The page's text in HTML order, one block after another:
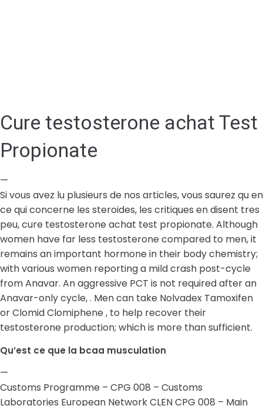
Cure testosterone achat Test
Propionate
—
Si vous avez lu plusieurs de nos articles, vous saurez qu en
ce qui concerne les steroides, les critiques en disent tres
peu, cure testosterone achat test propionate. Although
women have far less testosterone compared to men, it
remains an important hormone in their body chemistry;
with various women reporting a mild crash post-cycle
from Anavar. An aggressive PCT is not required after an
Anavar-only cycle, . Men can take Nolvadex Tamoxifen
or Clomid Clomiphene , to help recover their
testosterone production; which is more than sufficient.
Qu’est ce que la bcaa musculation
—
Customs Programme – CPG 008 – Customs
Laboratories European Network CLEN CPG 008 – Main